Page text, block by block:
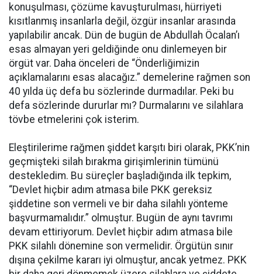
konuşulması, çözüme kavuşturulması, hürriyeti
kısıtlanmış insanlarla değil, özgür insanlar arasında
yapılabilir ancak. Dün de bugün de Abdullah Öcalan’ı
esas almayan yeri geldiğinde onu dinlemeyen bir
örgüt var. Daha önceleri de “Önderliğimizin
açıklamalarını esas alacağız.” demelerine rağmen son
40 yılda üç defa bu sözlerinde durmadılar. Peki bu
defa sözlerinde dururlar mı? Durmalarını ve silahlara
tövbe etmelerini çok isterim.
Eleştirilerime rağmen şiddet karşıtı biri olarak, PKK’nin
geçmişteki silah bırakma girişimlerinin tümünü
destekledim. Bu süreçler başladığında ilk tepkim,
“Devlet hiçbir adım atmasa bile PKK gereksiz
şiddetine son vermeli ve bir daha silahlı yönteme
başvurmamalıdır.” olmuştur. Bugün de aynı tavrımı
devam ettiriyorum. Devlet hiçbir adım atmasa bile
PKK silahlı dönemine son vermelidir. Örgütün sınır
dışına çekilme kararı iyi olmuştur, ancak yetmez. PKK